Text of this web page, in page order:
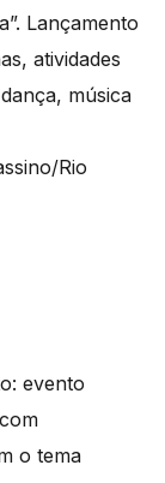
Lançamento
atividades
música
Rio
evento
o tema